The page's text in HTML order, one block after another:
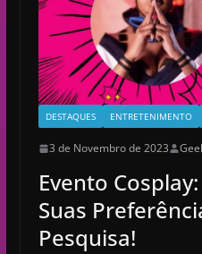
DESTAQUES ENTRETENIMENTO
3 de Novembro de 2023
Evento
Suas
Pesquisa!